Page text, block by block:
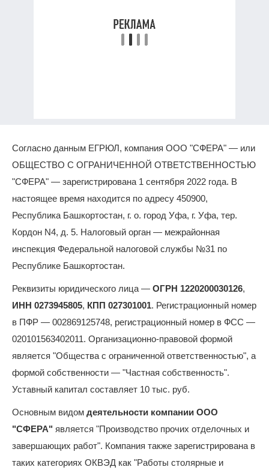
Согласно данным ЕГРЮЛ, компания ООО "СФЕРА" — или
ОБЩЕСТВО С ОГРАНИЧЕННОЙ ОТВЕТСТВЕННОСТЬЮ
"СФЕРА" — зарегистрирована 1 сентября 2022 года. В
настоящее время находится по адресу 450900,
Республика Башкортостан, г. о. город Уфа, г. Уфа, тер.
Кордон N4, д. 5. Налоговый орган — межрайонная
инспекция Федеральной налоговой службы №31 по
Республике Башкортостан.
Реквизиты юридического лица — ОГРН 1220200030126,
ИНН 0273945805, КПП 027301001. Регистрационный номер
в ПФР — 002869125748, регистрационный номер в ФСС —
020101563402011. Организационно-правовой формой
является "Общества с ограниченной ответственностью", а
формой собственности — "Частная собственность".
Уставный капитал составляет 10 тыс. руб.
Основным видом деятельности компании ООО
"СФЕРА" является "Производство прочих отделочных и
завершающих работ". Компания также зарегистрирована в
таких категориях ОКВЭД как "Работы столярные и